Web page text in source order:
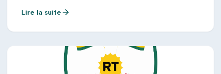
fichier ci après pour plus de détails :
Lire la suite